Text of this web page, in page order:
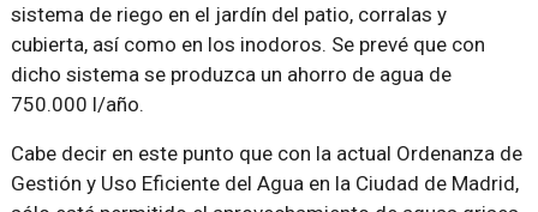
sistema de riego en el jardín del patio, corralas y
cubierta, así como en los inodoros. Se prevé que con
dicho sistema se produzca un ahorro de agua de
750.000 l/año.
Cabe decir en este punto que con la actual Ordenanza de
Gestión y Uso Eficiente del Agua en la Ciudad de Madrid,